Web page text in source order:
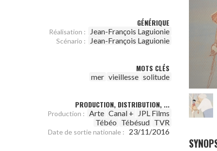
GÉNÉRIQUE
Réalisation : Jean-François Laguionie
Scénario : Jean-François Laguionie
MOTS CLÉS
mer vieillesse solitude
PRODUCTION, DISTRIBUTION, ...
Production : Arte Canal +
JPL Films
Tébéo Tébésud TVR
Date de sortie nationale : 23/11/2016